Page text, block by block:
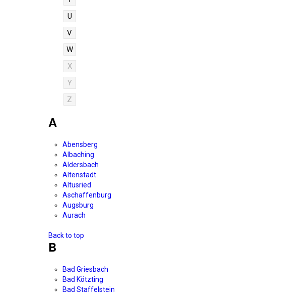
U
V
W
X
Y
Z
A
Abensberg
Albaching
Aldersbach
Altenstadt
Altusried
Aschaffenburg
Augsburg
Aurach
Back to top
B
Bad Griesbach
Bad Kötzting
Bad Staffelstein